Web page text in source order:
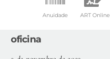
Anuidade ART Online
oficina